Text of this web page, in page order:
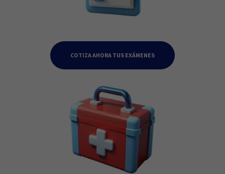
COTIZA AHORA TUS EXÁMENES